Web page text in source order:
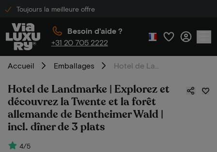
Toujours la meilleure offre
Besoin d'aide ?
+31 20 705 2222
Accueil Emballages
Hotel de Landmarke | Explorez et
découvrez la Twente et la forêt
allemande de Bentheimer Wald |
incl. dîner de 3 plats
4/5